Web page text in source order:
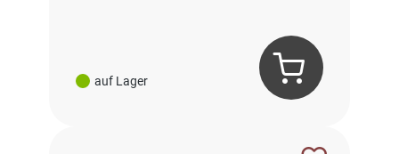
auf Lager